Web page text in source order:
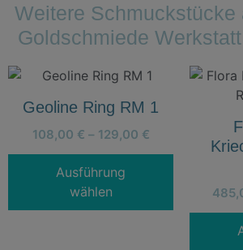
Weitere Schmuckstücke
Goldschmiede
Geoline Ring RM 1
108,00 € – 129,00 €
Ausführung
wählen